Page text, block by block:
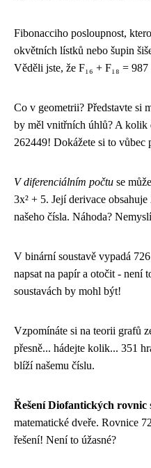
Fibonacciho posloupnost,
okvětních lístků nebo šupin
Věděli jste, že F₁₆ + F₁₈ =
Co v geometrii? Představte si
by měl vnitřních úhlů? A kolik
262449! Dokážete si to vůbec
V diferenciálním počtu se
3x² + 5. Její derivace
našeho čísla. Náhoda?
V binární soustavě vypadá
napsat na papír a otočit - není
soustavách by mohl být!
Vzpomínáte si na teorii grafů
přesně... hádejte kolik... 351
blíží našemu číslu.
Řešení Diofantických rovnic
matematické dveře. Rovnice
řešení! Není to úžasné?